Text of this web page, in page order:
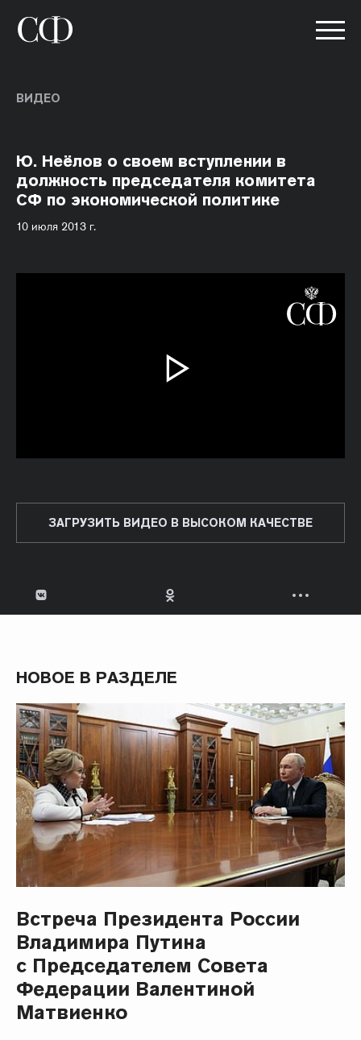
ВИДЕО
Ю. Неёлов о своем вступлении в
должность председателя комитета
СФ по экономической политике
10 июля 2013 г.
ЗАГРУЗИТЬ ВИДЕО В ВЫСОКОМ КАЧЕСТВЕ
НОВОЕ В РАЗДЕЛЕ
Встреча Президента России
Владимира Путина
с Председателем Совета
Федерации Валентиной
Матвиенко